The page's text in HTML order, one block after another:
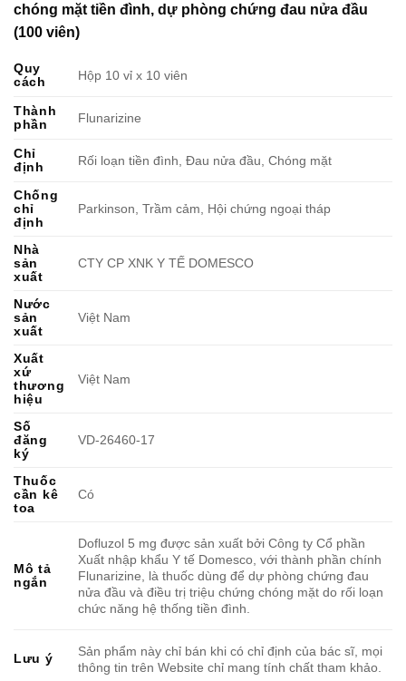
chóng mặt tiền đình, dự phòng chứng đau nửa đầu
(100 viên)
Quy
cách
Hộp 10 vỉ x 10 viên
Thành
phần
Flunarizine
Chỉ
định
Rối loạn tiền đình, Đau nửa đầu, Chóng mặt
Chống
chỉ
định
Parkinson, Trầm cảm, Hội chứng ngoại tháp
Nhà
sản
xuất
CTY CP XNK Y TẾ DOMESCO
Nước
sản
xuất
Việt Nam
Xuất
xứ
thương
hiệu
Việt Nam
Số
đăng
ký
VD-26460-17
Thuốc
cần kê
toa
Có
Mô tả
ngắn
Dofluzol 5 mg được sản xuất bởi Công ty Cổ phần
Xuất nhập khẩu Y tế Domesco, với thành phần chính
Flunarizine, là thuốc dùng để dự phòng chứng đau
nửa đầu và điều trị triệu chứng chóng mặt do rối loạn
chức năng hệ thống tiền đình.
Lưu ý
Sản phẩm này chỉ bán khi có chỉ định của bác sĩ, mọi
thông tin trên Website chỉ mang tính chất tham khảo.